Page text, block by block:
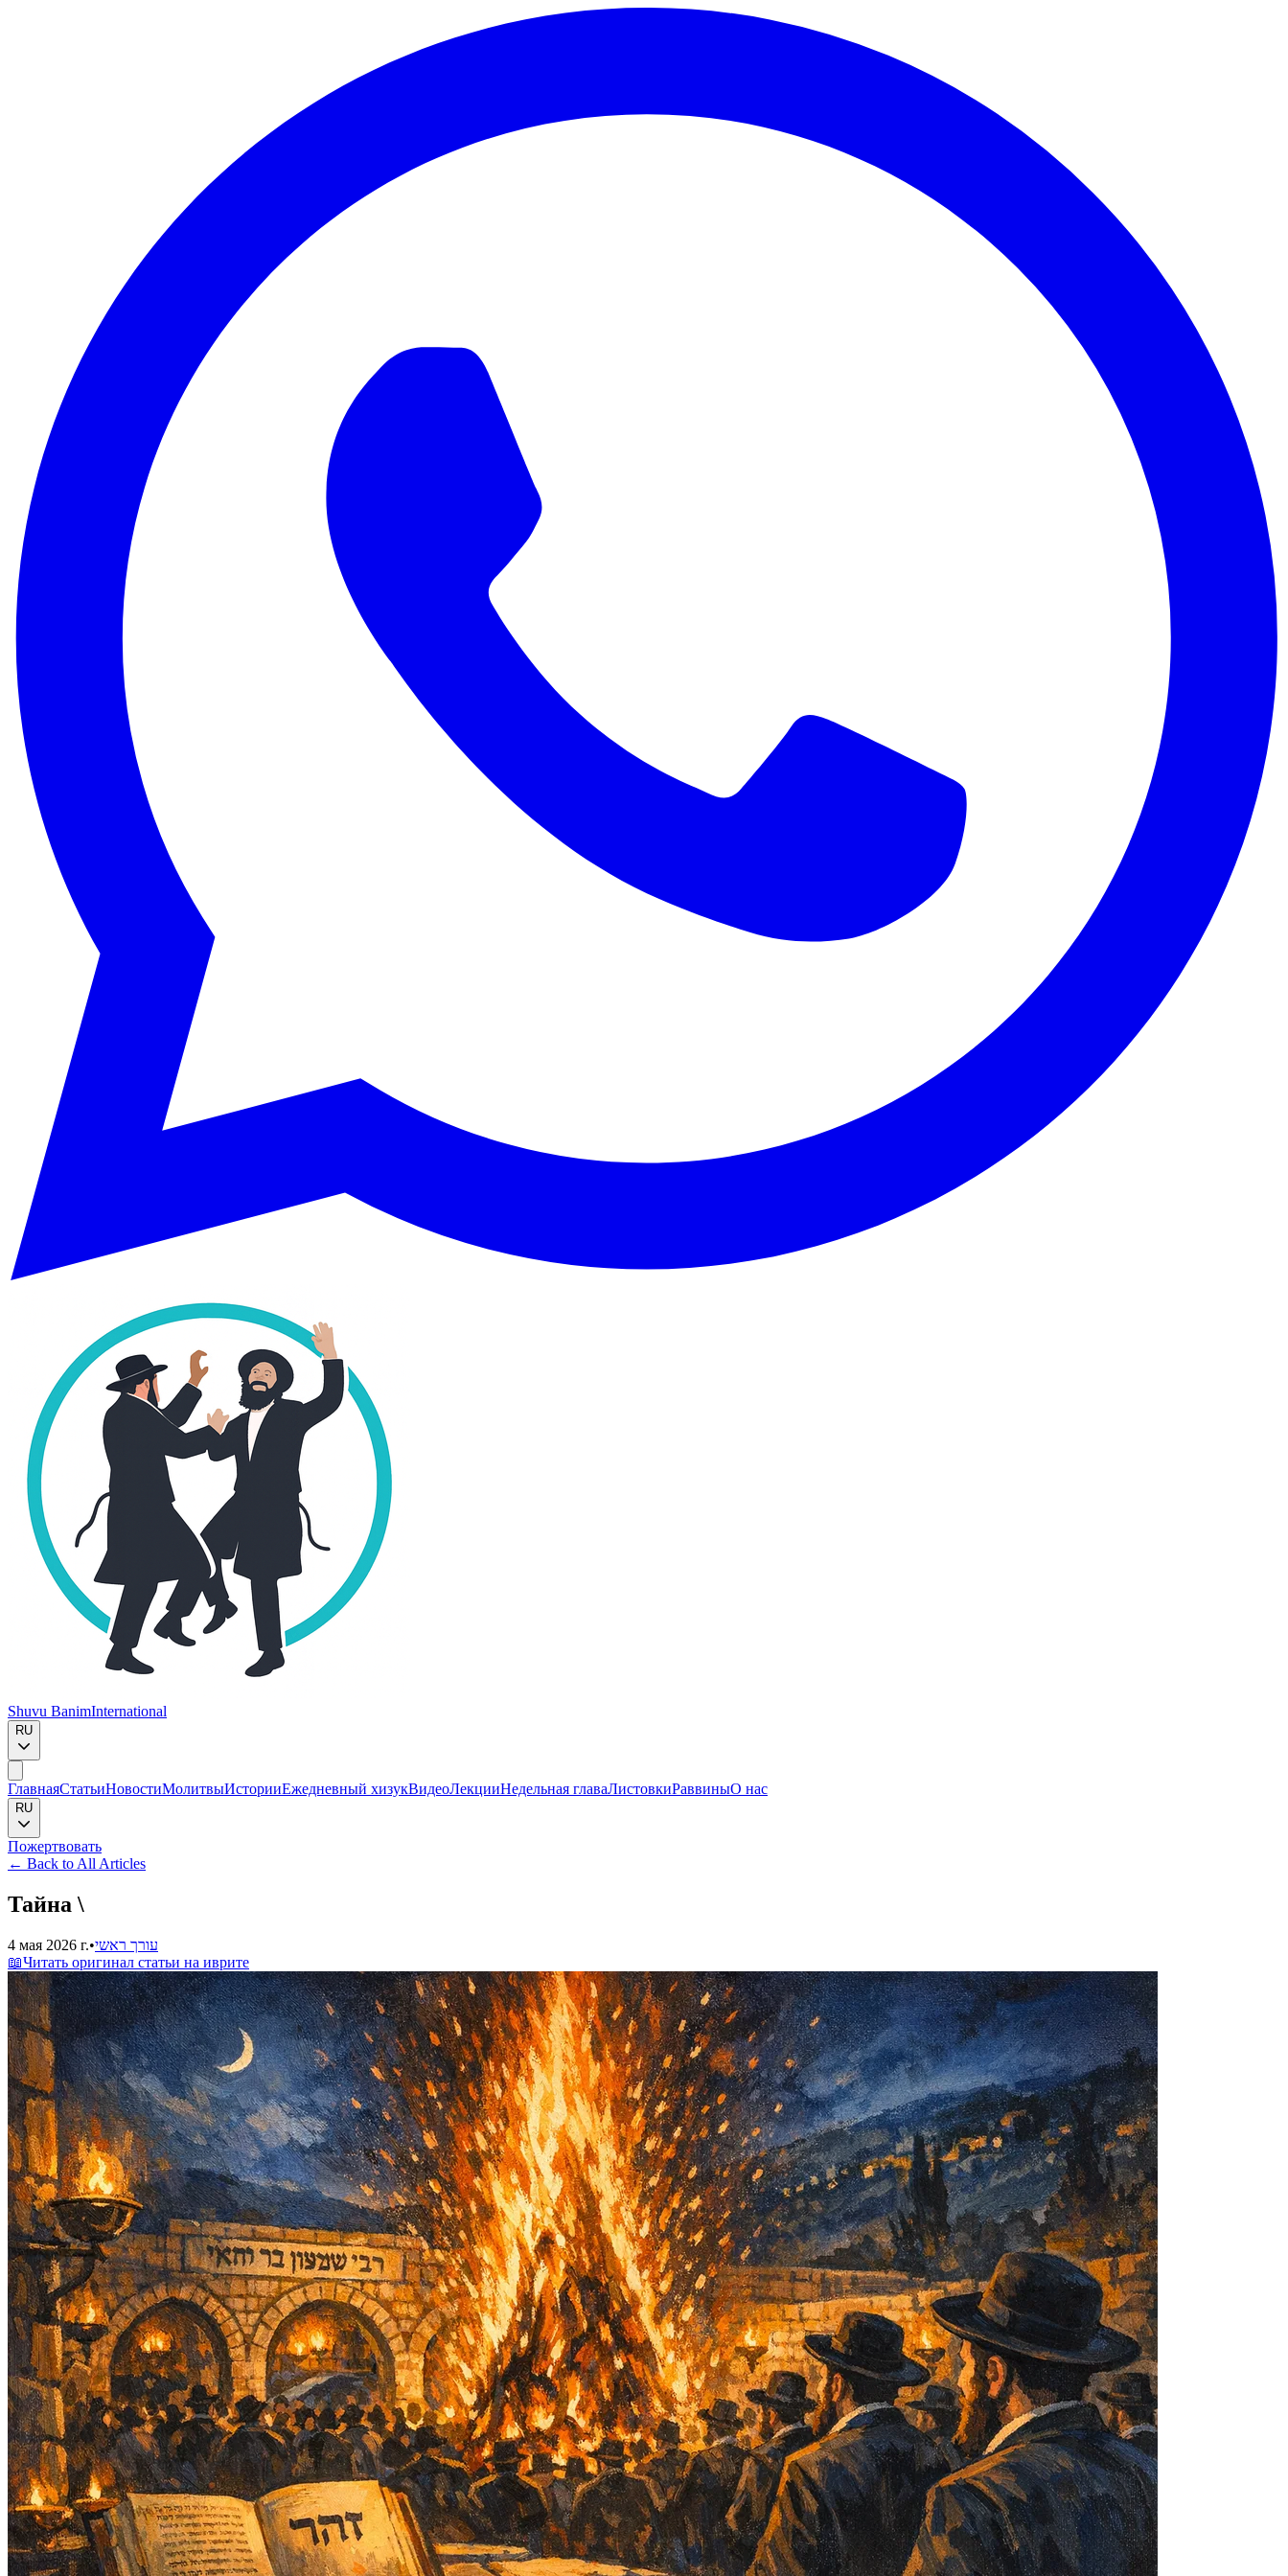
Shuvu BanimInternational
RU
ГлавнаяСтатьиНовостиМолитвыИсторииЕжедневный хизукВидеоЛекцииНедельная главаЛистовкиРаввиныО нас
RU
Пожертвовать
← Back to All Articles
Тайна \
4 мая 2026 г.•עורך ראשי
📖Читать оригинал статьи на иврите